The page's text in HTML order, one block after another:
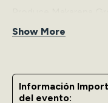
Tiger Music
Para asistencia con
Show More
Información
del evento: